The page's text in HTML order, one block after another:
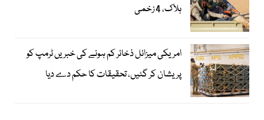
ہلاک، 4 زخمی
امریکی میزائل ذخائر کم ہونے کی خبریں ٹرمپ کو
پریشان کر گئیں، تحقیقات کا حکم دے دیا